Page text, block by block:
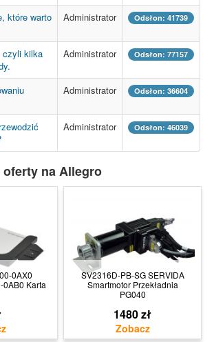
które warto
Administrator Odsłon: 41739
czyli kilka
Administrator Odsłon: 77157
Administrator Odsłon: 36604
Administrator Odsłon: 46039
oferty na Allegro
0AX0
0AB0 Karta
SV2316D-PB-SG SERVIDA
Smartmotor Przekładnia
PG040
1480 zł